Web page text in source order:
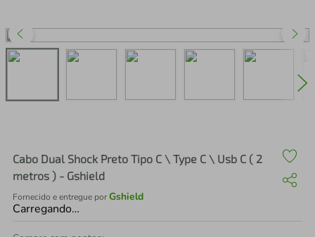
Cabo Dual Shock Preto Tipo C \ Type C \ Usb C ( 2
metros ) - Gshield
Fornecido e entregue porGshield
Carregando…
perfume